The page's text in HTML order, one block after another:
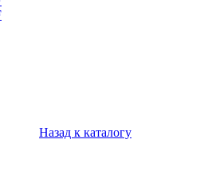
Назад к каталогу